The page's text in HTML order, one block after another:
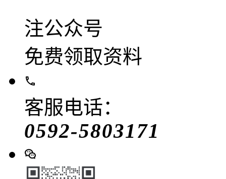
注公众号
免费领取资料
客服电话：
0592-5803171